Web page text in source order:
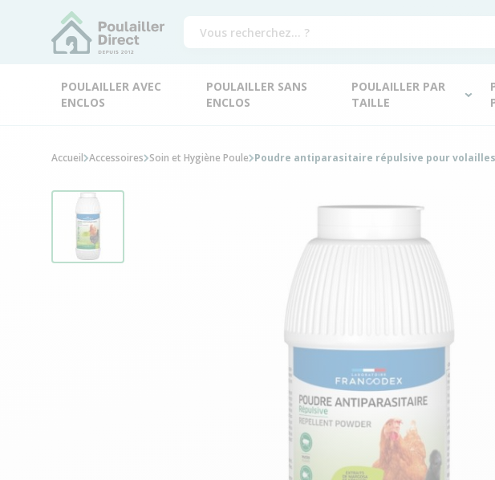
POULAILLER AVEC
ENCLOS
POULAILLER SANS
ENCLOS
POULAILLER PAR
TAILLE
Accueil Accessoires Soin et Hygiène Poule Poudre antiparasitaire répulsive pour volailles